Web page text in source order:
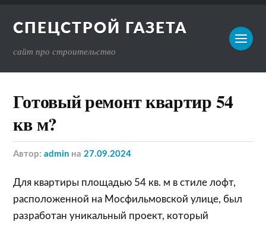
СПЕЦСТРОЙ ГАЗЕТА
сайт про строительство
Готовый ремонт квартир 54
кв м?
Автор:admin на27.09.2024
Для квартиры площадью 54 кв. м в стиле лофт,
расположенной на Мосфильмовской улице, был
разработан уникальный проект, который